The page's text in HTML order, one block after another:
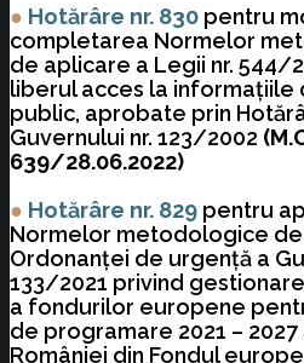
● Hotărâre nr. 830 pentru
completarea Normelor
de aplicare a Legii nr. 544/
liberul acces la informaţiile
public, aprobate prin
Guvernului nr. 123/2002
639/28.06.2022)
● Hotărâre nr. 829 pentru
Normelor metodologice
Ordonanţei de urgenţă a
133/2021 privind
a fondurilor europene
de programare 2021 –
României din Fondul